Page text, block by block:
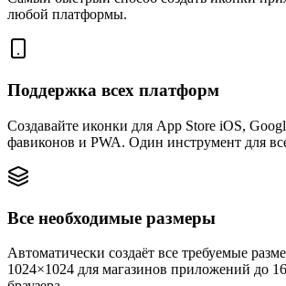
любой платформы.
Поддержка всех платформ
Создавайте иконки для App Store iOS,
фавиконов и PWA. Один инструмент для
Все необходимые размеры
Автоматически создаёт все требуемые
1024×1024 для магазинов приложений до